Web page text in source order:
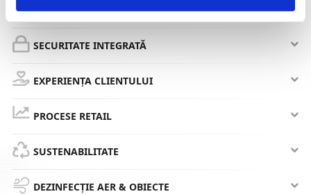
SECURITATE INTEGRATĂ
EXPERIENȚA CLIENTULUI
PROCESE RETAIL
SUSTENABILITATE
DEZINFECȚIE AER & OBIECTE